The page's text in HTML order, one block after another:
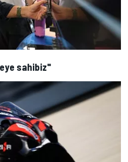
sahibiz"